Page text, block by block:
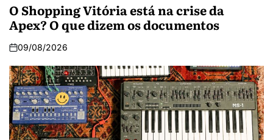
O Shopping Vitória está na crise da
Apex? O que dizem os documentos
09/08/2026